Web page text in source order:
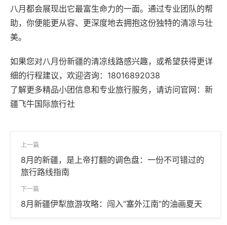
八月都会展现出它最富生命力的一面。通过专业团队的帮
助，你便能更从容、更深度地去拥抱这份独特的清凉与壮
美。
如果您对八月份新疆的清凉线路感兴趣，或希望获得更详
细的行程建议，欢迎咨询：18016892038‌
了解更多精品小团信息和专业旅行服务，请访问官网：新
疆飞牛国际旅行社‌
上一篇
8月的新疆，是上帝打翻的调色盘：一份不可错过的
旅行路线指南
下一篇
8月新疆伊犁旅游攻略：闯入“塞外江南”的油画夏天